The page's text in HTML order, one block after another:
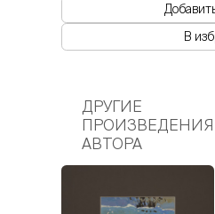
В
ДРУГИЕ
ПРОИЗВЕДЕНИЯ
АВТОРА